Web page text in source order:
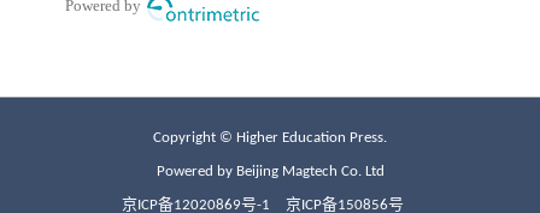
Copyright © Higher Education Press.
Powered by Beijing Magtech Co. Ltd
京ICP备12020869号-1 京ICP备150856号